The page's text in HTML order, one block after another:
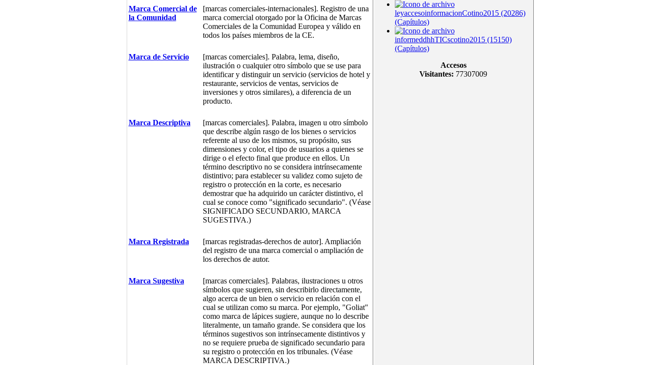
Marca Comercial de
la Comunidad
[marcas comerciales-internacionales]. Registro de una
marca comercial otorgado por la Oficina de Marcas
Comerciales de la Comunidad Europea y válido en
todos los países miembros de la CE.
Marca de Servicio
[marcas comerciales]. Palabra, lema, diseño,
ilustración o cualquier otro símbolo que se use para
identificar y distinguir un servicio (servicios de hotel y
restaurante, servicios de ventas, servicios de
inversiones y otros similares), a diferencia de un
producto.
Marca Descriptiva
[marcas comerciales]. Palabra, imagen u otro símbolo
que describe algún rasgo de los bienes o servicios
referente al uso de los mismos, su propósito, sus
dimensiones y color, el tipo de usuarios a quienes se
dirige o el efecto final que produce en ellos. Un
término descriptivo no se considera intrínsecamente
distintivo; para establecer su validez como sujeto de
registro o protección en la corte, es necesario
demostrar que ha adquirido un carácter distintivo, el
cual se conoce como "significado secundario". (Véase
SIGNIFICADO SECUNDARIO, MARCA
SUGESTIVA.)
Marca Registrada
[marcas registradas-derechos de autor]. Ampliación
del registro de una marca comercial o ampliación de
los derechos de autor.
Marca Sugestiva
[marcas comerciales]. Palabras, ilustraciones u otros
símbolos que sugieren, sin describirlo directamente,
algo acerca de un bien o servicio en relación con el
cual se utilizan como su marca. Por ejemplo, "Goliat"
como marca de lápices sugiere, aunque no lo describe
literalmente, un tamaño grande. Se considera que los
términos sugestivos son intrínsecamente distintivos y
no se requiere prueba de significado secundario para
su registro o protección en los tribunales. (Véase
MARCA DESCRIPTIVA.)
leyaccesoinformacionCotino2015 (20286)
(Capítulos)
informeddhhTICscotino2015 (15150)
(Capítulos)
Accesos
Visitantes: 77307009